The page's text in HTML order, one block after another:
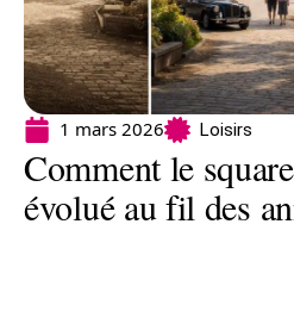
1 mars 2026 Loisirs
Comment le
évolué au fil des